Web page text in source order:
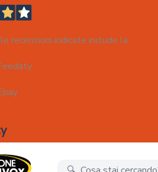
recensioni indicate include la